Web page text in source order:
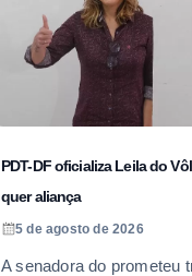
PDT-DF oficializa Leila do
quer aliança
5 de agosto de 2026
A senadora do prometeu